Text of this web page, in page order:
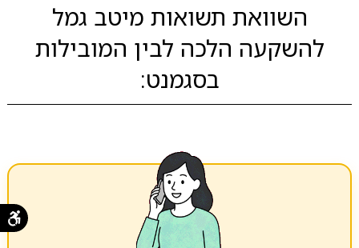
השוואת תשואות מיטב גמל
להשקעה הלכה לבין המובילות
בסגמנט: